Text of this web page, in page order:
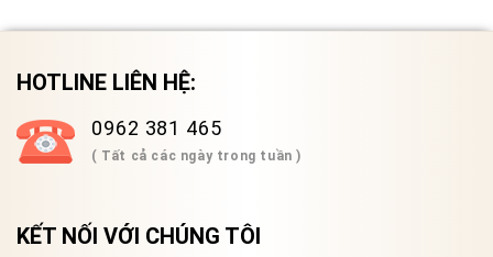
HOTLINE LIÊN HỆ:
0962 381 465
( Tất cả các ngày trong tuần )
KẾT NỐI VỚI CHÚNG TÔI